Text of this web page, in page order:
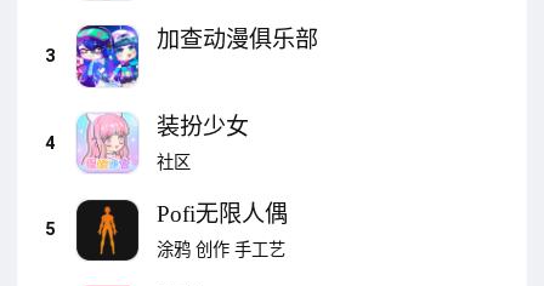
3
加查动漫俱乐部
4
装扮少女
社区
5
Pofi无限人偶
涂鸦 创作 手工艺